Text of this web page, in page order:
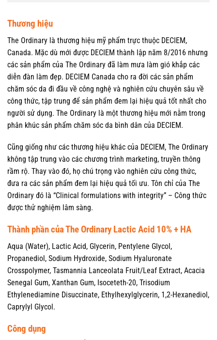
Thương hiệu
The Ordinary là thương hiệu mỹ phẩm trực thuộc DECIEM,
Canada. Mặc dù mới được DECIEM thành lập năm 8/2016 nhưng
các sản phẩm của The Ordinary đã làm mưa làm gió khắp các
diễn đàn làm đẹp. DECIEM Canada cho ra đời các sản phẩm
chăm sóc da đi đầu về công nghệ và nghiên cứu chuyên sâu về
công thức, tập trung để sản phẩm đem lại hiệu quả tốt nhất cho
người sử dụng. The Ordinary là một thương hiệu mới nằm trong
phân khúc sản phẩm chăm sóc da bình dân của DECIEM.
Cũng giống như các thương hiệu khác của DECIEM, The Ordinary
không tập trung vào các chương trình marketing, truyền thông
rầm rộ. Thay vào đó, họ chú trọng vào nghiên cứu công thức,
đưa ra các sản phẩm đem lại hiệu quả tối ưu. Tôn chỉ của The
Ordinary đó là “Clinical formulations with integrity” – Công thức
được thử nghiệm lâm sàng.
Thành phần của The Ordinary Lactic Acid 10% + HA
Aqua (Water), Lactic Acid, Glycerin, Pentylene Glycol,
Propanediol, Sodium Hydroxide, Sodium Hyaluronate
Crosspolymer, Tasmannia Lanceolata Fruit/Leaf Extract, Acacia
Senegal Gum, Xanthan Gum, Isoceteth-20, Trisodium
Ethylenediamine Disuccinate, Ethylhexylglycerin, 1,2-Hexanediol,
Caprylyl Glycol.
Công dụng